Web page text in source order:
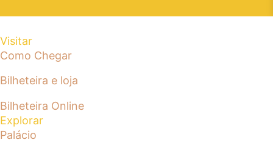
Visitar
Como Chegar
Bilheteira e loja
Bilheteira Online
Explorar
Palácio